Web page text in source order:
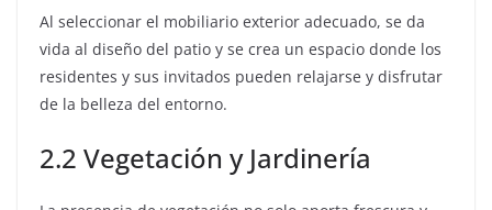
Al seleccionar el mobiliario exterior adecuado, se da
vida al diseño del patio y se crea un espacio donde los
residentes y sus invitados pueden relajarse y disfrutar
de la belleza del entorno.
2.2 Vegetación y Jardinería